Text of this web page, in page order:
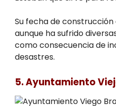
Su fecha de construcción
aunque ha sufrido
como consecuencia de
desastres.
5. Ayuntamiento